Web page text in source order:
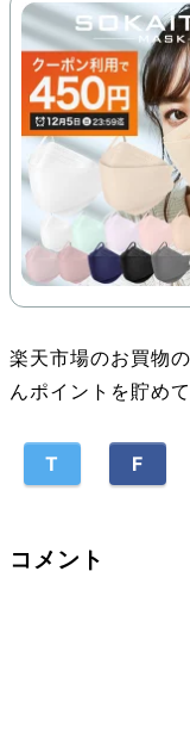
楽天市場のお買物
んポイントを貯め
T F
コメント